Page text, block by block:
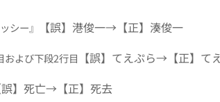
シー』 【誤】港俊一→【正】湊俊一
よび下段2行目 【誤】てえぷら→【正】て
誤】死亡→【正】死去